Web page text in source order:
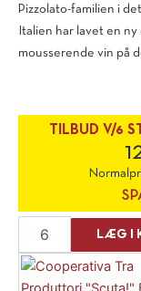
Pizzolato-familien i
Italien har lavet en ny
mousserende vin på
TILBUD V/6
Cantina
Pizzolato
LÆG I